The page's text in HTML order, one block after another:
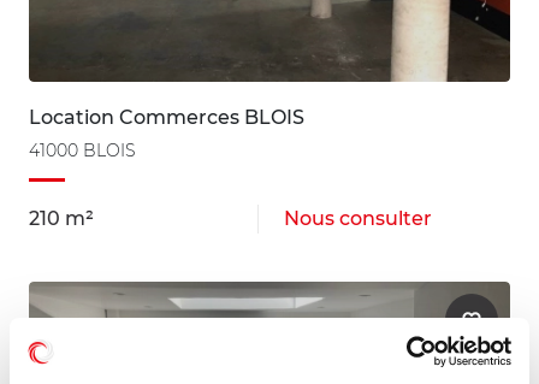
Location Commerces BLOIS
41000 BLOIS
210 m² Nous consulter